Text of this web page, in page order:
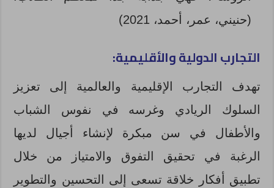
(حنيني، عمر، أحمد، 2021)
التجارب الدولية والأقليمية:
تهدف التجارب الإقليمية والعالمية إلى تعزيز
السلوك الريادي وغرسه في نفوس الشباب
والأطفال في سن مبكرة لإنشاء أجيال لديها
الرغبة في تحقيق التفوق والامتياز من خلال
تطبيق أفكار خلاقة تسعى إلى التحسين والتطوير